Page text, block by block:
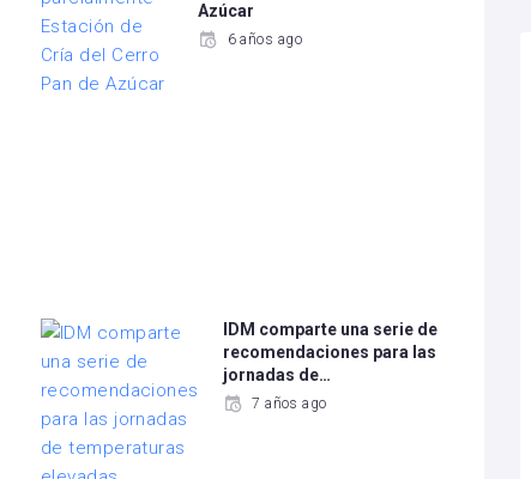
Azúcar
6 años ago
IDM comparte una serie de
recomendaciones para las
jornadas de…
7 años ago